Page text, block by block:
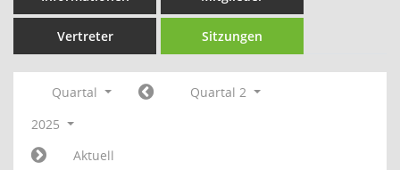
Vertreter Sitzungen
Quartal
Quartal 2
2025
Aktuell